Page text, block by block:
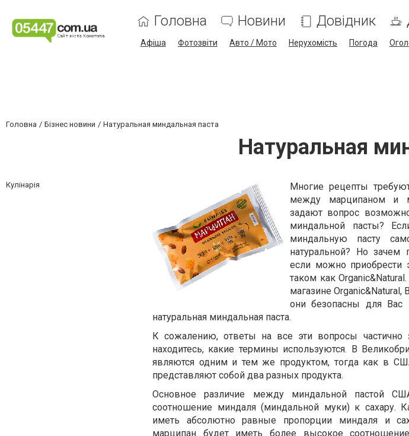
Головна Новини Довідник
Афіша Фотозвіти Авто / Мото Нерухомість Погода
Головна Бізнес новини Натуральная миндальная паста
Натуральная
Кулінарія
Многие рецепты
между марципаном и
задают вопрос
миндальной пасты?
миндальную пасту
натуральной? Но зачем
если можно приобрести
таком как
магазине
они безопасны для Вас
натуральная миндальная паста.
К сожалению, ответы на все эти вопросы частично
находитесь, какие термины используются. В
являются одним и тем же продуктом, тогда как в
представляют собой два разных продукта.
Основное различие между миндальной пастой
соотношение миндаля (миндальной муки) к сахару.
иметь абсолютно равные пропорции миндаля и
марципан будет иметь более высокое